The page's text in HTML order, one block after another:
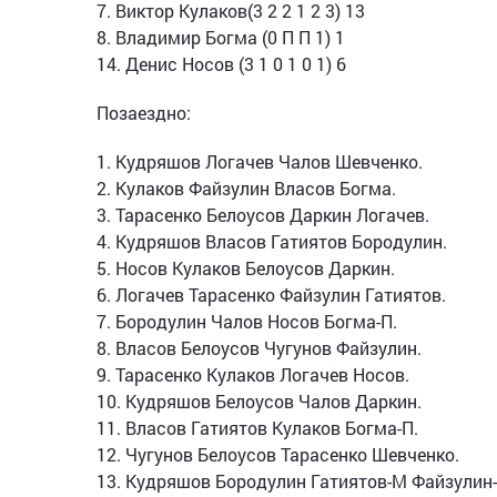
7. Виктор Кулаков(3 2 2 1 2 3) 13
8. Владимир Богма (0 П П 1) 1
14. Денис Носов (3 1 0 1 0 1) 6
Позаездно:
1. Кудряшов Логачев Чалов Шевченко.
2. Кулаков Файзулин Власов Богма.
3. Тарасенко Белоусов Даркин Логачев.
4. Кудряшов Власов Гатиятов Бородулин.
5. Носов Кулаков Белоусов Даркин.
6. Логачев Тарасенко Файзулин Гатиятов.
7. Бородулин Чалов Носов Богма-П.
8. Власов Белоусов Чугунов Файзулин.
9. Тарасенко Кулаков Логачев Носов.
10. Кудряшов Белоусов Чалов Даркин.
11. Власов Гатиятов Кулаков Богма-П.
12. Чугунов Белоусов Тарасенко Шевченко.
13. Кудряшов Бородулин Гатиятов-М